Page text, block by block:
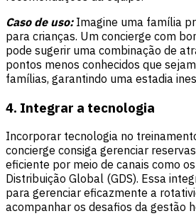
Caso de uso: Imagine uma família
para crianças. Um concierge com
pode sugerir uma combinação de
pontos menos conhecidos que
famílias, garantindo uma estadia
4. Integrar a tecnologia
Incorporar tecnologia no
concierge consiga gerenciar
eficiente por meio de canais como os
Distribuição Global (GDS). Essa
para gerenciar eficazmente a
acompanhar os desafios da gestão